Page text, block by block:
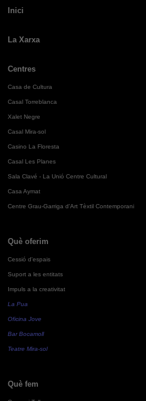
Inici
La Xarxa
Centres
Casa de Cultura
Casal Torreblanca
Xalet Negre
Casal Mira-sol
Casino La Floresta
Casal Les Planes
Sala Clavé - La Unió Centre Cultural
Casa Aymat
Centre Grau-Garriga d'Art Tèxtil Contemporani
Què oferim
Cessió d'espais
Suport a les entitats
Impuls a la creativitat
La Pua
Oficina Jove
Bar Bocamoll
Teatre Mira-sol
Què fem